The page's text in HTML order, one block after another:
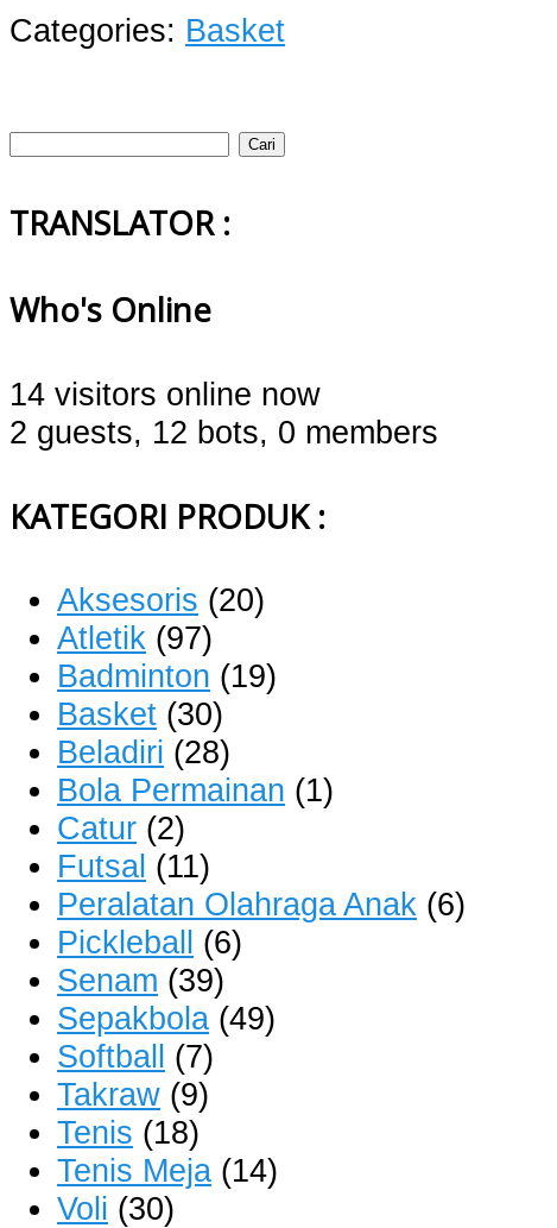
Categories: Basket
Cari
TRANSLATOR :
Who's Online
14 visitors online now
2 guests, 12 bots, 0 members
KATEGORI PRODUK :
Aksesoris (20)
Atletik (97)
Badminton (19)
Basket (30)
Beladiri (28)
Bola Permainan (1)
Catur (2)
Futsal (11)
Peralatan Olahraga Anak (6)
Pickleball (6)
Senam (39)
Sepakbola (49)
Softball (7)
Takraw (9)
Tenis (18)
Tenis Meja (14)
Voli (30)